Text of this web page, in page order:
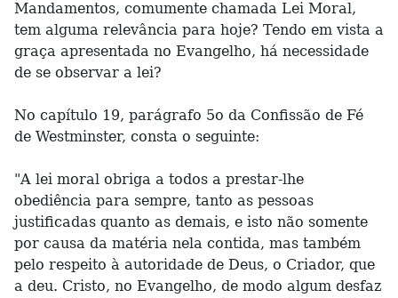
Mandamentos, comumente chamada Lei Moral,
tem alguma relevância para hoje? Tendo em vista a
graça apresentada no Evangelho, há necessidade
de se observar a lei?
No capítulo 19, parágrafo 5o da Confissão de Fé
de Westminster, consta o seguinte:
"A lei moral obriga a todos a prestar-lhe
obediência para sempre, tanto as pessoas
justificadas quanto as demais, e isto não somente
por causa da matéria nela contida, mas também
pelo respeito à autoridade de Deus, o Criador, que
a deu. Cristo, no Evangelho, de modo algum desfaz